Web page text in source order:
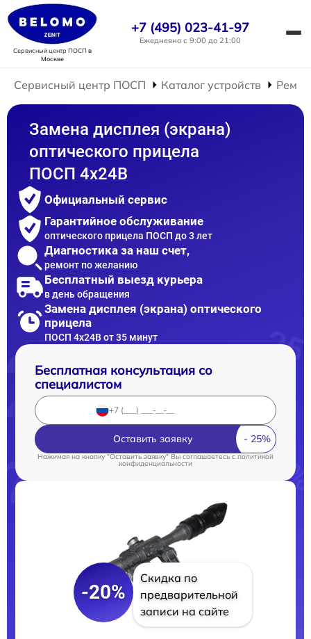
Сервисный центр ПОСПв
Москве
+7 (495) 023-41-97
Ежедневно с 9:00 до 21:00
Сервисный центр ПОСП Каталог устройств
Замена дисплея (экрана)
оптического прицела
ПОСП 4x24B
Официальный сервис
Гарантийное обслуживание
оптического прицела ПОСП до 3 лет
Диагностика за наш счет,
ремонт по желанию
Бесплатный выезд курьера
в день обращения
Замена дисплея (экрана) оптического
прицела
ПОСП 4x24B от 35 минут
Бесплатная консультация со
специалистом
Оставить заявку
Нажимая на кнопку "Оставить заявку" Вы соглашаетесь cполитикой
конфиденциальности
-20%
Скидка по
предварительной
записи на сайте